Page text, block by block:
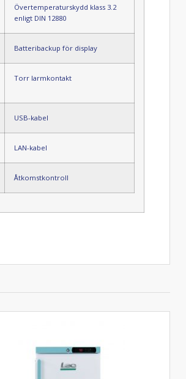
Övertemperaturskydd klass 3.2
enligt DIN 12880
Batteribackup för display
Torr larmkontakt
USB-kabel
LAN-kabel
Åtkomstkontroll